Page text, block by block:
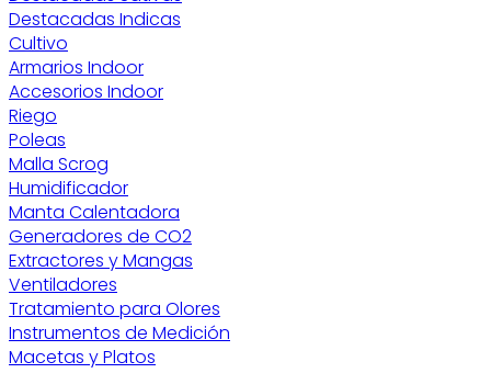
Destacadas Indicas
Cultivo
Armarios Indoor
Accesorios Indoor
Riego
Poleas
Malla Scrog
Humidificador
Manta Calentadora
Generadores de CO2
Extractores y Mangas
Ventiladores
Tratamiento para Olores
Instrumentos de Medición
Macetas y Platos